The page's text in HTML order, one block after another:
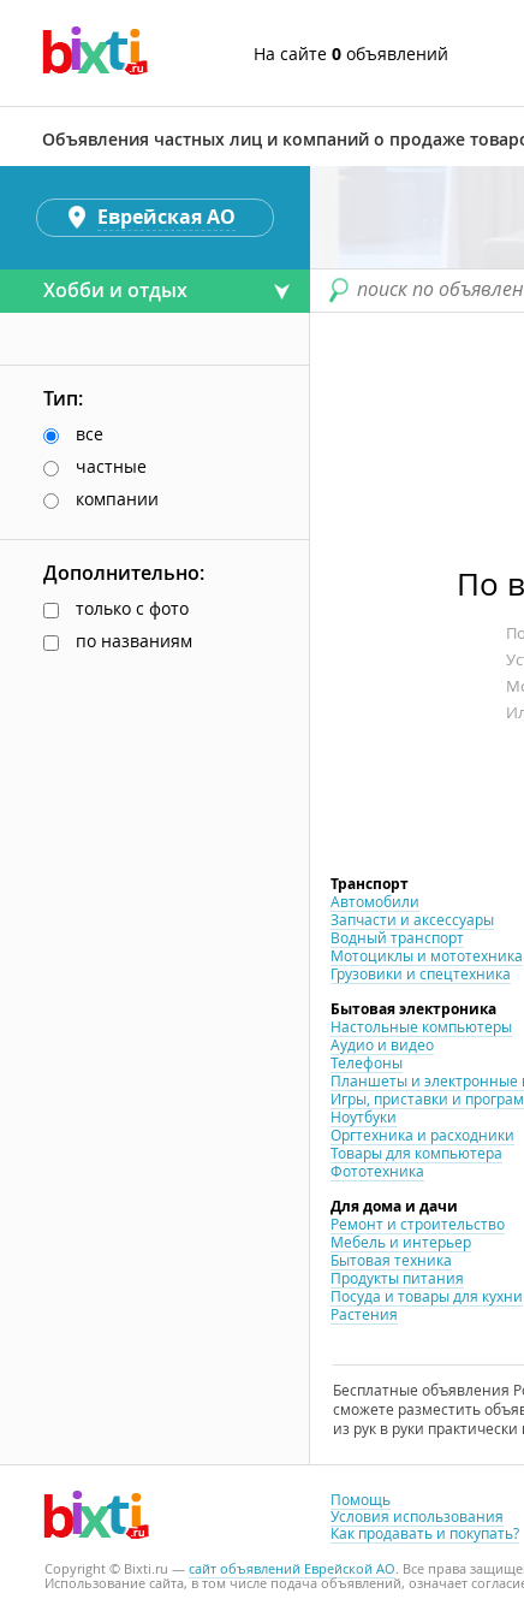
На сайте 0 объявлений
Объявления частных лиц и компаний о продаже
поиск по
По
Транспорт
Автомобили
Запчасти и аксессуары
Водный транспорт
Мотоциклы и мототехника
Грузовики и спецтехника
Бытовая электроника
Настольные компьютеры
Аудио и видео
Телефоны
Планшеты и электронные
Игры, приставки и
Ноутбуки
Оргтехника и расходники
Товары для компьютера
Фототехника
Для дома и дачи
Ремонт и строительство
Мебель и интерьер
Бытовая техника
Продукты питания
Посуда и товары для кухни
Растения
Бесплатные объявления
сможете разместить
из рук в руки практически
Еврейская АО
Хобби и отдых
Тип:
все
частные
компании
Дополнительно:
только с фото
по названиям
Помощь
Условия использования
Как продавать и покупать?
Copyright © Bixti.ru — сайт объявлений Еврейской АО. Все права
Использование сайта, в том числе подача объявлений, означает